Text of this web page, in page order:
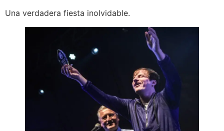
Una verdadera fiesta inolvidable.